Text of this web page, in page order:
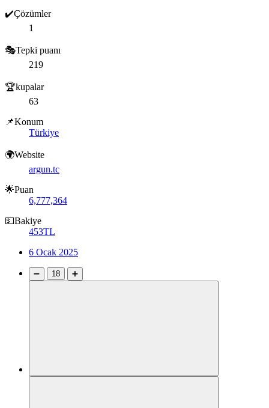
✔️Çözümler
1
🎭Tepki puanı
219
🏆kupalar
63
📌Konum
Türkiye
🌍Website
argun.tc
🌟Puan
6,777,364
💵Bakiye
453TL
6 Ocak 2025
➖ 18 ➕